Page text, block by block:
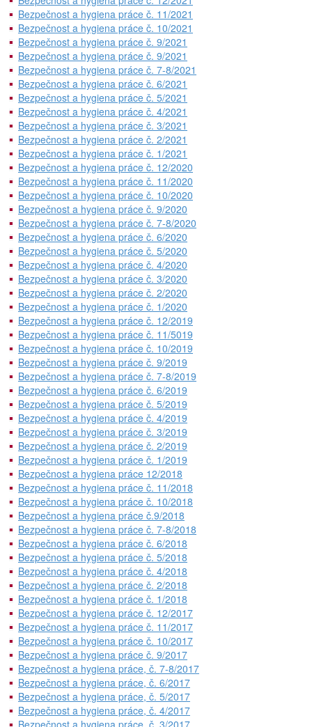
Bezpečnost a hygiena práce č. 11/2021
Bezpečnost a hygiena práce č. 10/2021
Bezpečnost a hygiena práce č. 9/2021
Bezpečnost a hygiena práce č. 9/2021
Bezpečnost a hygiena práce č. 7-8/2021
Bezpečnost a hygiena práce č. 6/2021
Bezpečnost a hygiena práce č. 5/2021
Bezpečnost a hygiena práce č. 4/2021
Bezpečnost a hygiena práce č. 3/2021
Bezpečnost a hygiena práce č. 2/2021
Bezpečnost a hygiena práce č. 1/2021
Bezpečnost a hygiena práce č. 12/2020
Bezpečnost a hygiena práce č. 11/2020
Bezpečnost a hygiena práce č. 10/2020
Bezpečnost a hygiena práce č. 9/2020
Bezpečnost a hygiena práce č. 7-8/2020
Bezpečnost a hygiena práce č. 6/2020
Bezpečnost a hygiena práce č. 5/2020
Bezpečnost a hygiena práce č. 4/2020
Bezpečnost a hygiena práce č. 3/2020
Bezpečnost a hygiena práce č. 2/2020
Bezpečnost a hygiena práce č. 1/2020
Bezpečnost a hygiena práce č. 12/2019
Bezpečnost a hygiena práce č. 11/5019
Bezpečnost a hygiena práce č. 10/2019
Bezpečnost a hygiena práce č. 9/2019
Bezpečnost a hygiena práce č. 7-8/2019
Bezpečnost a hygiena práce č. 6/2019
Bezpečnost a hygiena práce č. 5/2019
Bezpečnost a hygiena práce č. 4/2019
Bezpečnost a hygiena práce č. 3/2019
Bezpečnost a hygiena práce č. 2/2019
Bezpečnost a hygiena práce č. 1/2019
Bezpečnost a hygiena práce 12/2018
Bezpečnost a hygiena práce č. 11/2018
Bezpečnost a hygiena práce č. 10/2018
Bezpečnost a hygiena práce č.9/2018
Bezpečnost a hygiena práce č. 7-8/2018
Bezpečnost a hygiena práce č. 6/2018
Bezpečnost a hygiena práce č. 5/2018
Bezpečnost a hygiena práce č. 4/2018
Bezpečnost a hygiena práce č. 2/2018
Bezpečnost a hygiena práce č. 1/2018
Bezpečnost a hygiena práce č. 12/2017
Bezpečnost a hygiena práce č. 11/2017
Bezpečnost a hygiena práce č. 10/2017
Bezpečnost a hygiena práce č. 9/2017
Bezpečnost a hygiena práce, č. 7-8/2017
Bezpečnost a hygiena práce, č. 6/2017
Bezpečnost a hygiena práce, č. 5/2017
Bezpečnost a hygiena práce, č. 4/2017
Bezpečnost a hygiena práce, č. 3/2017